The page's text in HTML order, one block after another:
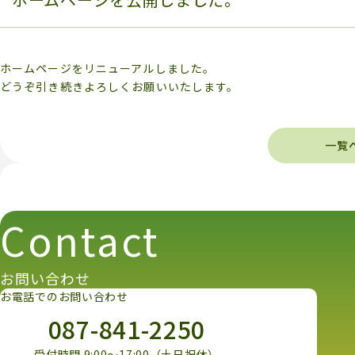
ホームページをリニューアルしました。
どうぞ引き続きよろしくお願いいたします。
一覧
Contact
お問い合わせ
お電話でのお問い合わせ
087-841-2250